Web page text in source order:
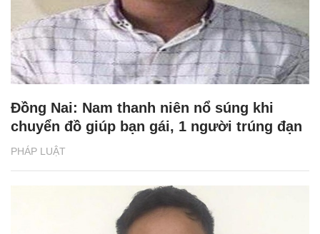
PHÁP LUẬT
Đồng Nai: Nam thanh niên nổ súng khi
chuyển đồ giúp bạn gái, 1 người trúng đạn